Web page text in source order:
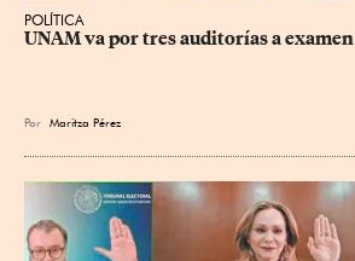
POLÍTICA
UNAM va por tres auditorías a examen
Por Maritza Pérez